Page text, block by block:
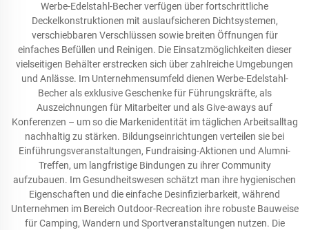
Werbe-Edelstahl-Becher verfügen über fortschrittliche
Deckelkonstruktionen mit auslaufsicheren Dichtsystemen,
verschiebbaren Verschlüssen sowie breiten Öffnungen für
einfaches Befüllen und Reinigen. Die Einsatzmöglichkeiten dieser
vielseitigen Behälter erstrecken sich über zahlreiche Umgebungen
und Anlässe. Im Unternehmensumfeld dienen Werbe-Edelstahl-
Becher als exklusive Geschenke für Führungskräfte, als
Auszeichnungen für Mitarbeiter und als Give-aways auf
Konferenzen – um so die Markenidentität im täglichen Arbeitsalltag
nachhaltig zu stärken. Bildungseinrichtungen verteilen sie bei
Einführungsveranstaltungen, Fundraising-Aktionen und Alumni-
Treffen, um langfristige Bindungen zu ihrer Community
aufzubauen. Im Gesundheitswesen schätzt man ihre hygienischen
Eigenschaften und die einfache Desinfizierbarkeit, während
Unternehmen im Bereich Outdoor-Recreation ihre robuste Bauweise
für Camping, Wandern und Sportveranstaltungen nutzen. Die